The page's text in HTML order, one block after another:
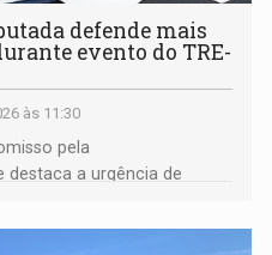
defende mais
evento do TRE-
às 11:30
pela
destaca a urgência de